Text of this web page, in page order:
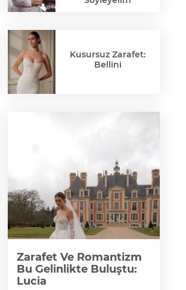
Kusursuz Zarafet:
Bellini
Zarafet Ve Romantizm
Bu Gelinlikte Buluştu:
Lucia